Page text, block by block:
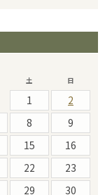
土 日
1
2
8
9
15
16
22
23
29
30